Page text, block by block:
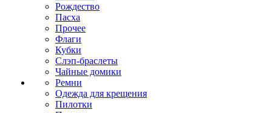
Рождество
Пасха
Прочее
Флаги
Кубки
Слэп-браслеты
Чайные домики
Ремни
Одежда для крещения
Пилотки